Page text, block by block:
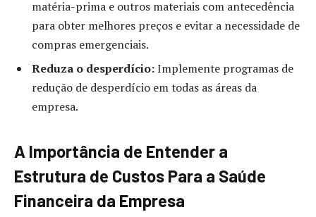
matéria-prima e outros materiais com antecedência
para obter melhores preços e evitar a necessidade de
compras emergenciais.
Reduza o desperdício:Implemente programas de
redução de desperdício em todas as áreas da
empresa.
A Importância de Entender a
Estrutura de Custos Para a Saúde
Financeira da Empresa